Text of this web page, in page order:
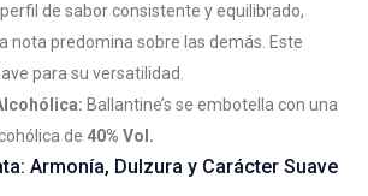
de sabor consistente y equilibrado,
nota predomina sobre las demás. Este
para su versatilidad.
Ballantine’s se embotella con una
de 40% Vol.
Armonía, Dulzura y Carácter Suave